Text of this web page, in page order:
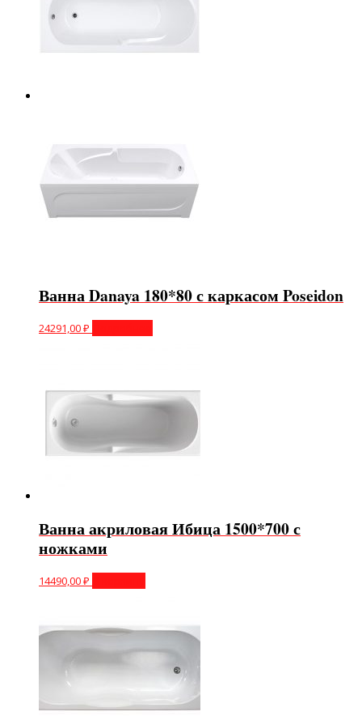
Ванна Danaya 180*80 с каркасом Poseidon
24291,00₽
Ванна акриловая Ибица 1500*700 с
ножками
14490,00₽